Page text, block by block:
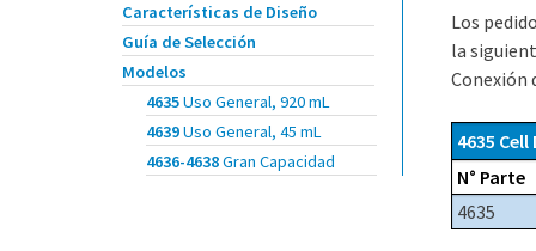
Características de Diseño
Guía de Selección
Modelos
4635Uso General, 920 mL
4639Uso General, 45 mL
4636-4638Gran Capacidad
Los
la
Conexión
4635
N° Parte
4635